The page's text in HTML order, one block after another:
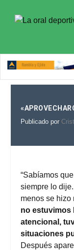
Publicado por
“Sabíamos
siempre lo
menos se hizo
no estuvimos
atencional,
situaciones
Después